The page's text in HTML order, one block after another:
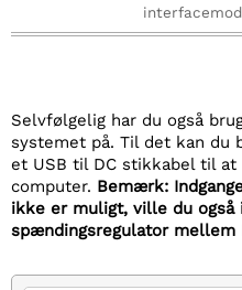
Selvfølgelig har du også
systemet på. Til det kan du
et USB til DC stikkabel til
computer. Bemærk:
ikke er muligt, ville du også
spændingsregulator mellem